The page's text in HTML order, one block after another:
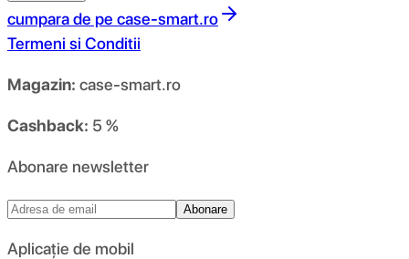
cumpara de pe case-smart.ro
Termeni si Conditii
Magazin: case-smart.ro
Cashback: 5 %
Abonare newsletter
Abonare
Aplicație de mobil